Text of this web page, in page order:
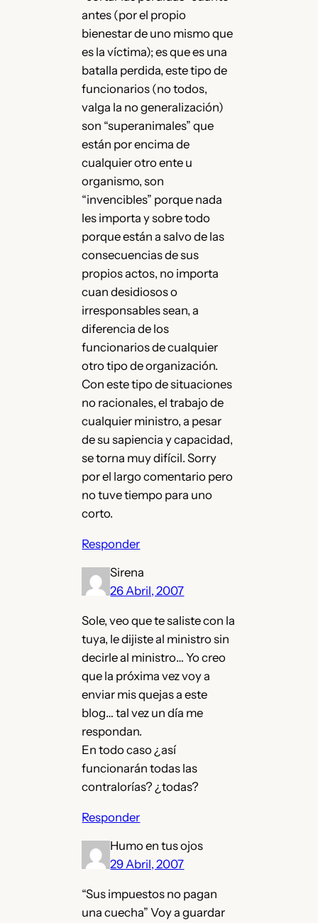
antes (por el propio
bienestar de uno mismo que
es la víctima); es que es una
batalla perdida, este tipo de
funcionarios (no todos,
valga la no generalización)
son “superanimales” que
están por encima de
cualquier otro ente u
organismo, son
“invencibles” porque nada
les importa y sobre todo
porque están a salvo de las
consecuencias de sus
propios actos, no importa
cuan desidiosos o
irresponsables sean, a
diferencia de los
funcionarios de cualquier
otro tipo de organización.
Con este tipo de situaciones
no racionales, el trabajo de
cualquier ministro, a pesar
de su sapiencia y capacidad,
se torna muy difícil. Sorry
por el largo comentario pero
no tuve tiempo para uno
corto.
Responder
Sirena
26 Abril, 2007
Sole, veo que te saliste con la
tuya, le dijiste al ministro sin
decirle al ministro… Yo creo
que la próxima vez voy a
enviar mis quejas a este
blog… tal vez un día me
respondan.
En todo caso ¿así
funcionarán todas las
contralorías? ¿todas?
Responder
Humo en tus ojos
29 Abril, 2007
“Sus impuestos no pagan
una cuecha” Voy a guardar